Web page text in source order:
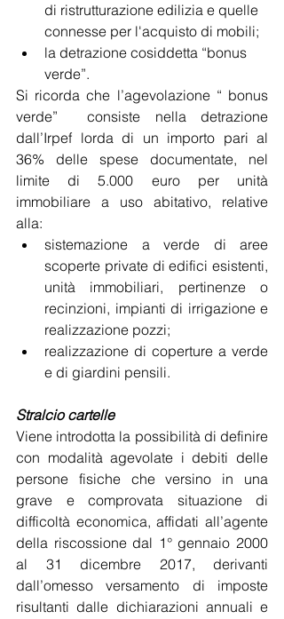
di ristrutturazione edilizia e quelle
connesse per l'acquisto di mobili;
la detrazione cosiddetta “bonus
verde”.
Si ricorda che l’agevolazione “ bonus
verde”  consiste nella detrazione
dall’Irpef lorda di un importo pari al
36% delle spese documentate, nel
limite di 5.000 euro per unità
immobiliare a uso abitativo, relative
alla:
sistemazione a verde di aree
scoperte private di edifici esistenti,
unità immobiliari, pertinenze o
recinzioni, impianti di irrigazione e
realizzazione pozzi;
realizzazione di coperture a verde
e di giardini pensili.
Stralcio cartelle
Viene introdotta la possibilità di definire
con modalità agevolate i debiti delle
persone fisiche che versino in una
grave e comprovata situazione di
difficoltà economica, affidati all’agente
della riscossione dal 1° gennaio 2000
al 31 dicembre 2017, derivanti
dall’omesso versamento di imposte
risultanti dalle dichiarazioni annuali e